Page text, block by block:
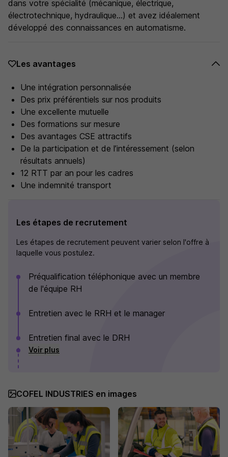
dans votre spécialité (mécanique, électrique,
électrotechnique, hydraulique...) et avez idéalement
développé des connaissances en automatisme.
Les avantages
Une intégration personnalisée
Des prix préférentiels sur nos produits
Une excellente mutuelle
Des formations sur mesure
Des avantages CSE attractifs
De la participation et de l’intéressement (selon
résultats annuels)
12 RTT par an pour les cadres
Une indemnité transport
Les étapes de recrutement
Les étapes de recrutement peuvent varier selon l'offre à
laquelle vous postulez.
Préqualification téléphonique avec un membre
de l'équipe RH
Entretien avec le RRH et le manager
Entretien final avec le DRH
Voir plus
COFEL INDUSTRIES en images